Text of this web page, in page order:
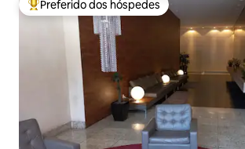
Entre os melhores preferidos dos hóspedes
Preferido dos hóspedes